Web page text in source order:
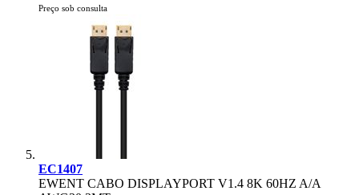
Preço sob consulta
EC1407
EWENT CABO DISPLAYPORT V1.4 8K 60HZ A/A